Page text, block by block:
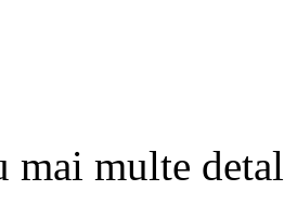
mai multe